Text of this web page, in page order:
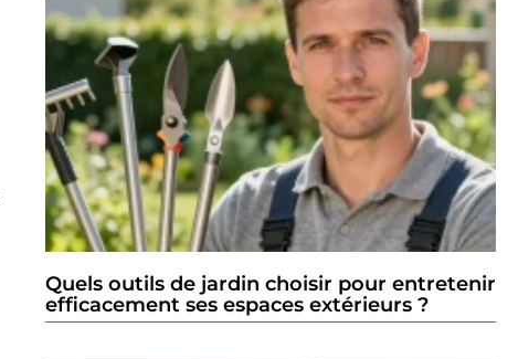
Quels outils de jardin choisir pour entretenir
efficacement ses espaces extérieurs ?